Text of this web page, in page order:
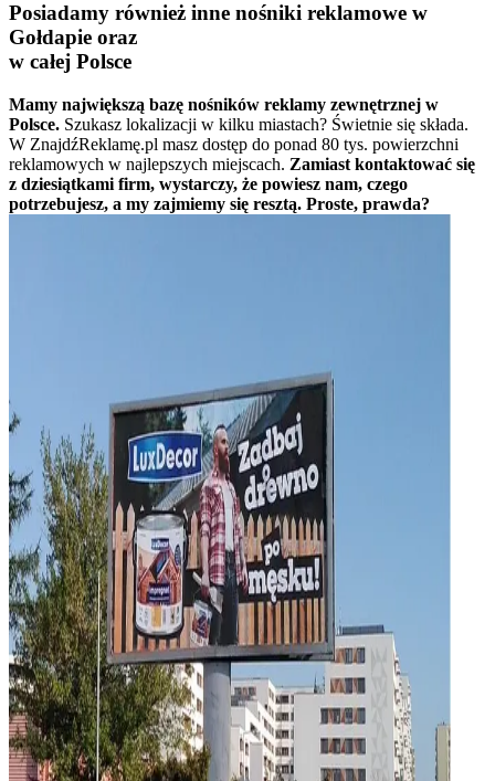
Posiadamy również inne nośniki reklamowe w
Gołdapie oraz
w całej Polsce
Mamy największą bazę nośników reklamy zewnętrznej w
Polsce. Szukasz lokalizacji w kilku miastach? Świetnie się składa.
W ZnajdźReklamę.pl masz dostęp do ponad 80 tys. powierzchni
reklamowych w najlepszych miejscach. Zamiast kontaktować się
z dziesiątkami firm, wystarczy, że powiesz nam, czego
potrzebujesz, a my zajmiemy się resztą. Proste, prawda?